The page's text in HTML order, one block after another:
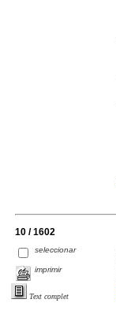
10 / 1602
seleccionar
imprimir
Text complet